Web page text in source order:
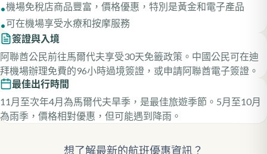
•機場免稅店商品豐富，價格優惠，特別是黃金和電子產品
•可在機場享受水療和按摩服務
簽證與入境
阿聯酋公民前往馬爾代夫享受30天免籤政策。中國公民可在迪
拜機場辦理免費的96小時過境簽證，或申請阿聯酋電子簽證。
最佳出行時間
11月至次年4月為馬爾代夫旱季，是最佳旅遊季節。5月至10月
為雨季，價格相對優惠，但可能遇到降雨。
想了解最新的航班優惠資訊？